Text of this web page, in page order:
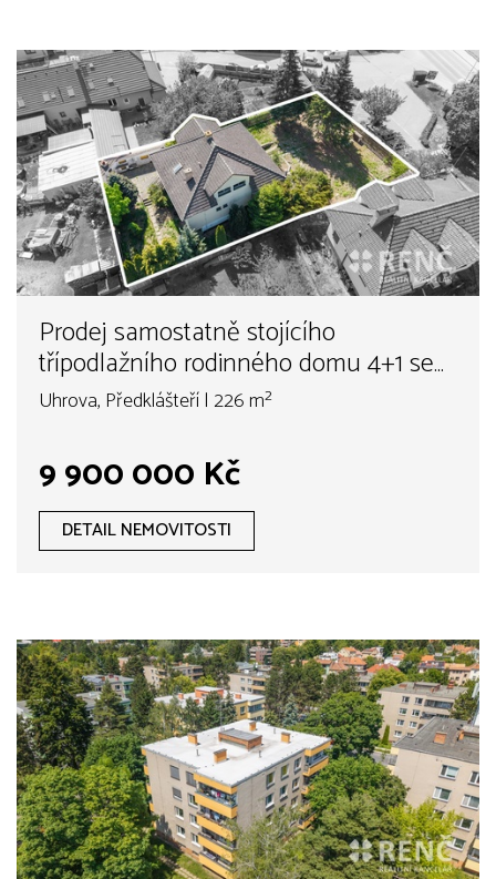
Prodej samostatně stojícího
třípodlažního rodinného domu 4+1 se
zahradou a velkou garáží 65 m2 v
Uhrova, Předklášteří | 226 m²
9 900 000 Kč
DETAIL NEMOVITOSTI